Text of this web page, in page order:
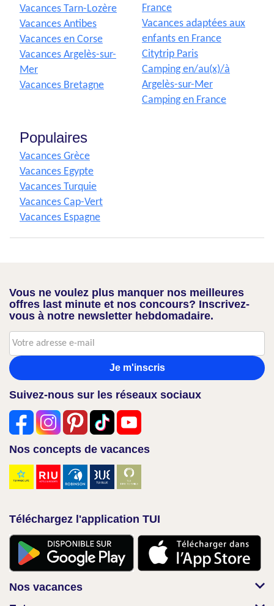
Vacances Tarn-Lozère
Vacances Antibes
Vacances en Corse
Vacances Argelès-sur-
Mer
Vacances Bretagne
France
Vacances adaptées aux
enfants en France
Citytrip Paris
Camping en/au(x)/à
Argelès-sur-Mer
Camping en France
Populaires
Vacances Grèce
Vacances Egypte
Vacances Turquie
Vacances Cap-Vert
Vacances Espagne
Vous ne voulez plus manquer nos meilleures
offres last minute et nos concours? Inscrivez-
vous à notre newsletter hebdomadaire.
Je m'inscris
Suivez-nous sur les réseaux sociaux
Nos concepts de vacances
Téléchargez l'application TUI
Nos vacances